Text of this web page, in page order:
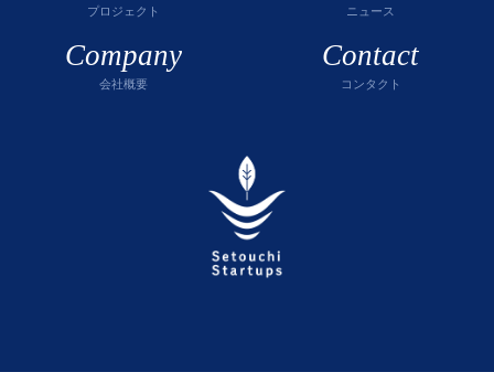
プロジェクト ニュース
Company
会社概要
Contact
コンタクト